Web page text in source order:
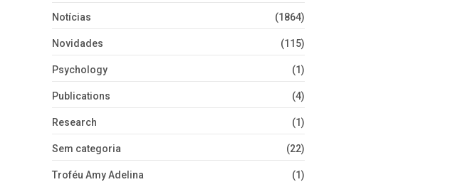
Notícias (1864)
Novidades (115)
Psychology (1)
Publications (4)
Research (1)
Sem categoria (22)
Troféu Amy Adelina (1)